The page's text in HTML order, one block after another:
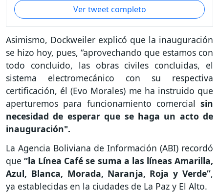
Ver tweet completo
Asimismo, Dockweiler explicó que la inauguración
se hizo hoy, pues, “aprovechando que estamos con
todo concluido, las obras civiles concluidas, el
sistema electromecánico con su respectiva
certificación, él (Evo Morales) me ha instruido que
aperturemos para funcionamiento comercial sin
necesidad de esperar que se haga un acto de
inauguración".
La Agencia Boliviana de Información (ABI) recordó
que“la Línea Café se suma a las líneas Amarilla,
Azul, Blanca, Morada, Naranja, Roja y Verde”,
ya establecidas en la ciudades de La Paz y El Alto.